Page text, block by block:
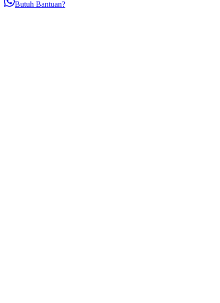
Butuh Bantuan?